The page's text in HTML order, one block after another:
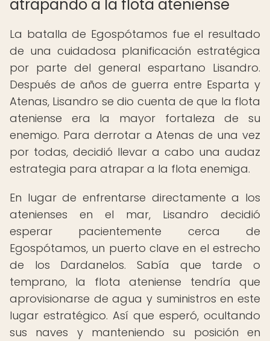
atrapando a la flota ateniense
La batalla de Egospótamos fue el resultado
de una cuidadosa planificación estratégica
por parte del general espartano Lisandro.
Después de años de guerra entre Esparta y
Atenas, Lisandro se dio cuenta de que la flota
ateniense era la mayor fortaleza de su
enemigo. Para derrotar a Atenas de una vez
por todas, decidió llevar a cabo una audaz
estrategia para atrapar a la flota enemiga.
En lugar de enfrentarse directamente a los
atenienses en el mar, Lisandro decidió
esperar pacientemente cerca de
Egospótamos, un puerto clave en el estrecho
de los Dardanelos. Sabía que tarde o
temprano, la flota ateniense tendría que
aprovisionarse de agua y suministros en este
lugar estratégico. Así que esperó, ocultando
sus naves y manteniendo su posición en